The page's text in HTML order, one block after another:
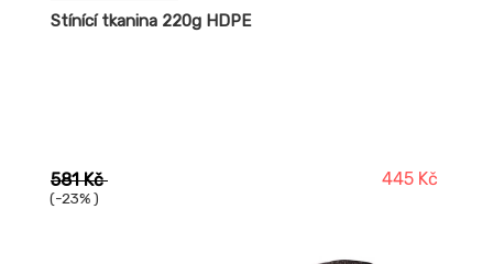
Stínící tkanina 220g HDPE
581 Kč
(-23% )
445 Kč